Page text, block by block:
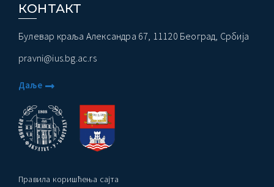
КОНТАКТ
Булевар краља Александра 67, 11120 Београд, Србија
pravni@ius.bg.ac.rs
Даље
Правила коришћења сајта